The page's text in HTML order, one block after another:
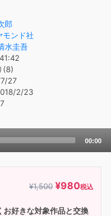
郎
モンド社
水圭吾
(8)
27
2/23
00:00
¥1,500 ¥980税込
お好きな対象作品と交換